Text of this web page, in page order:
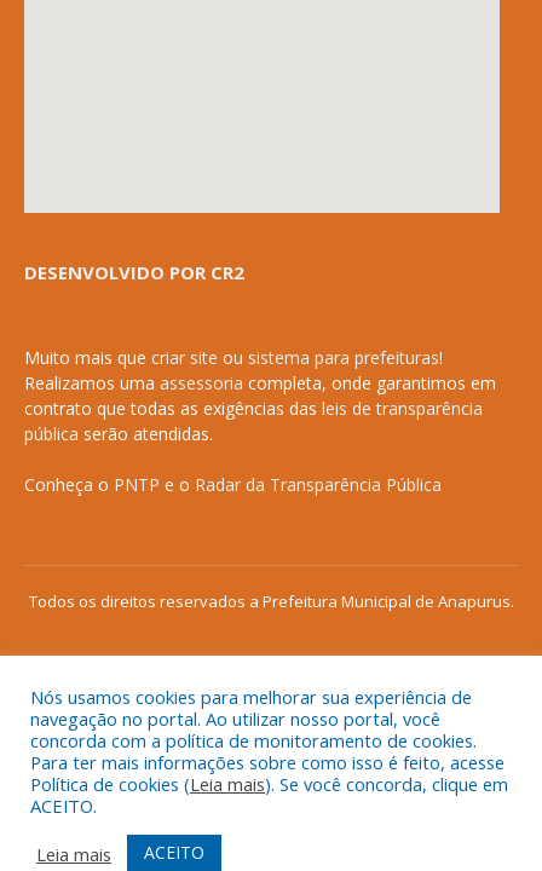
DESENVOLVIDO POR CR2
Muito mais que criar site ou sistema para prefeituras!
Realizamos uma assessoria completa, onde garantimos em
contrato que todas as exigências das leis de transparência
pública serão atendidas.
Conheça o PNTP e o Radar da Transparência Pública
Todos os direitos reservados a Prefeitura Municipal de Anapurus.
Mapa do Site
Acessar Área Administrativa
Acessar o Webmail
Nós usamos cookies para melhorar sua experiência de
navegação no portal. Ao utilizar nosso portal, você
concorda com a política de monitoramento de cookies.
Para ter mais informações sobre como isso é feito, acesse
Política de cookies (Leia mais). Se você concorda, clique em
ACEITO.
Leia mais
ACEITO